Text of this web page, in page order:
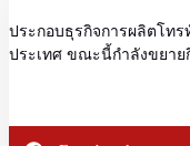
ประกอบธุรกิจการผลิตโทร
ประเทศ ขณะนี้กำลังขยาย